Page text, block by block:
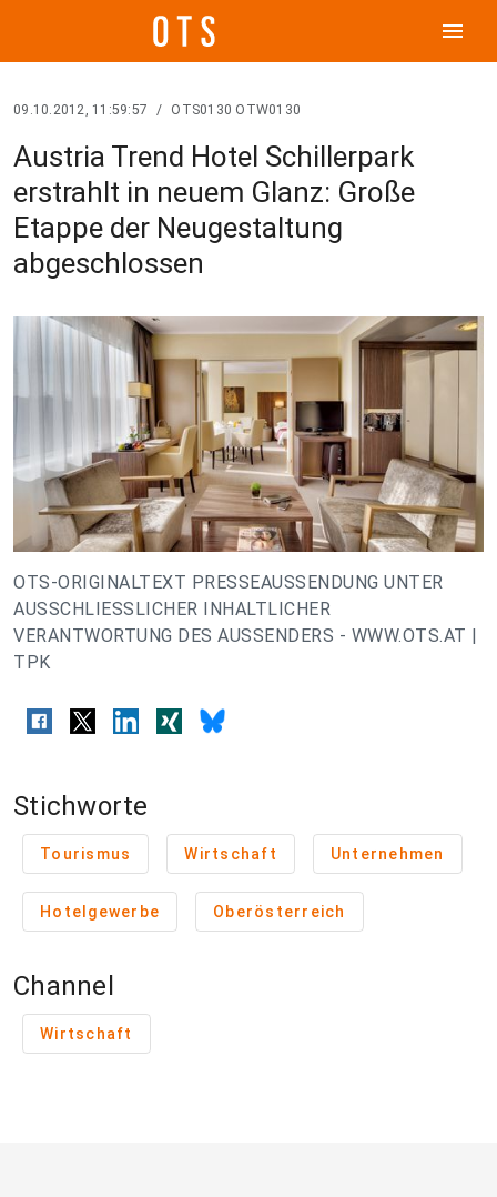
menu
09.10.2012, 11:59:57 / OTS0130 OTW0130
Austria Trend Hotel Schillerpark
erstrahlt in neuem Glanz: Große
Etappe der Neugestaltung
abgeschlossen
OTS-ORIGINALTEXT PRESSEAUSSENDUNG UNTER
AUSSCHLIESSLICHER INHALTLICHER
VERANTWORTUNG DES AUSSENDERS - WWW.OTS.AT |
TPK
Stichworte
Tourismus Wirtschaft Unternehmen
Hotelgewerbe Oberösterreich
Channel
Wirtschaft